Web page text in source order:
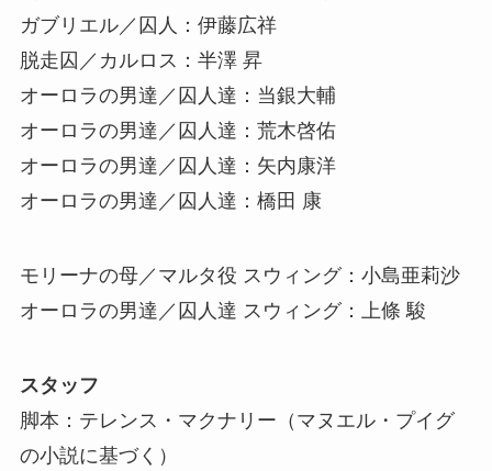
ガブリエル／囚人：伊藤広祥
脱走囚／カルロス：半澤 昇
オーロラの男達／囚人達：当銀大輔
オーロラの男達／囚人達：荒木啓佑
オーロラの男達／囚人達：矢内康洋
オーロラの男達／囚人達：橋田 康
モリーナの母／マルタ役 スウィング：小島亜莉沙
オーロラの男達／囚人達 スウィング：上條 駿
スタッフ
脚本：テレンス・マクナリー（マヌエル・プイグ
の小説に基づく）